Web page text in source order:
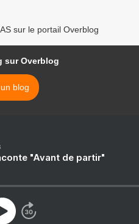
sur le portail Overblog
sur Overblog
blog
"Avant de partir"